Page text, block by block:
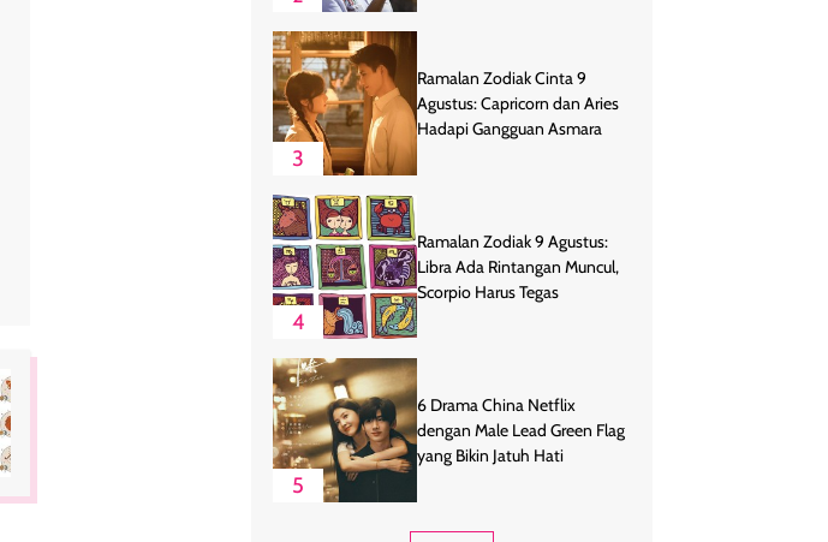
3
Ramalan Zodiak Cinta 9
Agustus: Capricorn dan Aries
Hadapi Gangguan Asmara
4
Ramalan Zodiak 9 Agustus:
Libra Ada Rintangan Muncul,
Scorpio Harus Tegas
5
6 Drama China Netflix
dengan Male Lead Green Flag
yang Bikin Jatuh Hati